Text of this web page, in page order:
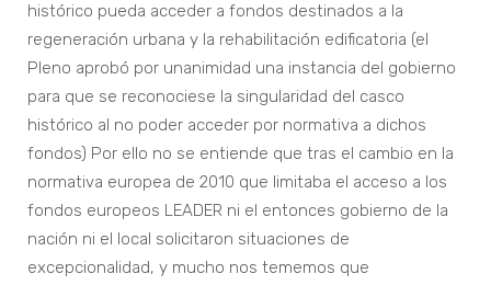
histórico pueda acceder a fondos destinados a la
regeneración urbana y la rehabilitación edificatoria (el
Pleno aprobó por unanimidad una instancia del gobierno
para que se reconociese la singularidad del casco
histórico al no poder acceder por normativa a dichos
fondos) Por ello no se entiende que tras el cambio en la
normativa europea de 2010 que limitaba el acceso a los
fondos europeos LEADER ni el entonces gobierno de la
nación ni el local solicitaron situaciones de
excepcionalidad, y mucho nos tememos que